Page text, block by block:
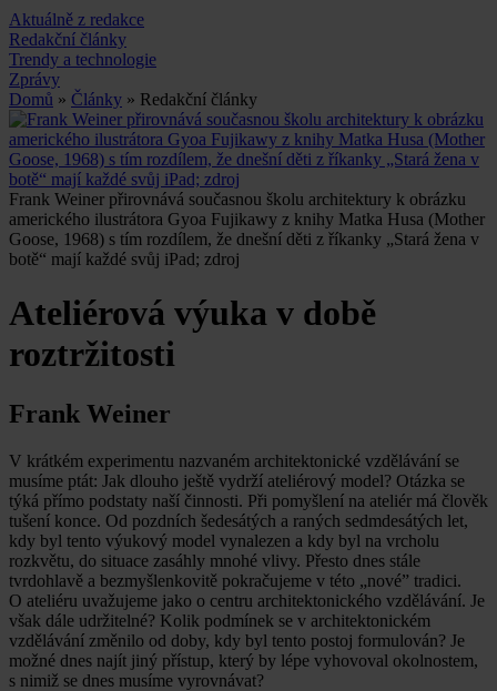
Aktuálně z redakce
Redakční články
Trendy a technologie
Zprávy
Domů » Články » Redakční články
Frank Weiner přirovnává současnou školu architektury k obrázku
amerického ilustrátora Gyoa Fujikawy z knihy Matka Husa (Mother
Goose, 1968) s tím rozdílem, že dnešní děti z říkanky „Stará žena v
botě“ mají každé svůj iPad; zdroj
Ateliérová výuka v době
roztržitosti
Frank Weiner
V krátkém experimentu nazvaném architektonické vzdělávání se
musíme ptát: Jak dlouho ještě vydrží ateliérový model? Otázka se
týká přímo podstaty naší činnosti. Při pomyšlení na ateliér má člověk
tušení konce. Od pozdních šedesátých a raných sedmdesátých let,
kdy byl tento výukový model vynalezen a kdy byl na vrcholu
rozkvětu, do situace zasáhly mnohé vlivy. Přesto dnes stále
tvrdohlavě a bezmyšlenkovitě pokračujeme v této „nové” tradici.
O ateliéru uvažujeme jako o centru architektonického vzdělávání. Je
však dále udržitelné? Kolik podmínek se v architektonickém
vzdělávání změnilo od doby, kdy byl tento postoj formulován? Je
možné dnes najít jiný přístup, který by lépe vyhovoval okolnostem,
s nimiž se dnes musíme vyrovnávat?